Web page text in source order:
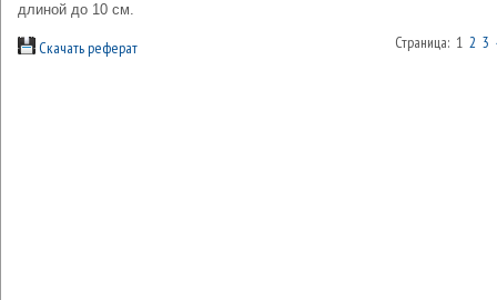
длиной до 10 см.
Скачать реферат Страница: 1 2 3